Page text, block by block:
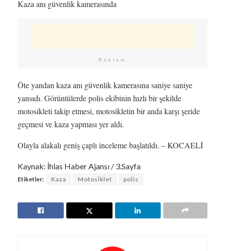
Kaza anı güvenlik kamerasında
Reklam
Öte yandan kaza anı güvenlik kamerasına saniye saniye
yansıdı. Görüntülerde polis ekibinin hızlı bir şekilde
motosikleti takip etmesi, motosikletin bir anda karşı şeride
geçmesi ve kaza yapması yer aldı.
Olayla alakalı geniş çaplı inceleme başlatıldı. – KOCAELİ
Kaynak: İhlas Haber Ajansı / 3.Sayfa
Etiketler: Kaza Motosi̇klet polis